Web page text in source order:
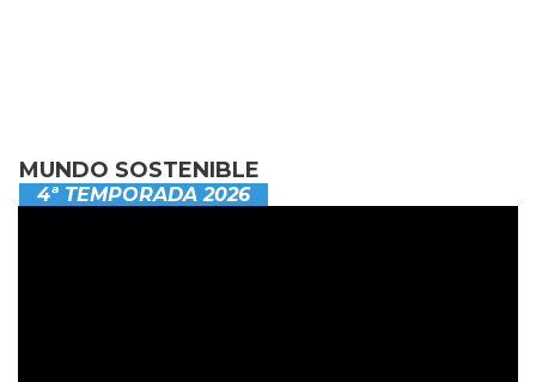
MUNDO SOSTENIBLE
4ª TEMPORADA 2026